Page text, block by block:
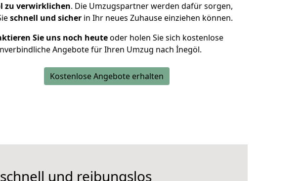
zu verwirklichen. Die Umzugspartner werden dafür sorgen,
schnell und sicher in Ihr neues Zuhause einziehen können.
Sie uns noch heuteoder holen Sie sich kostenlose
Angebote für Ihren Umzug nach İnegöl.
Kostenlose Angebote erhalten
und reibungslos